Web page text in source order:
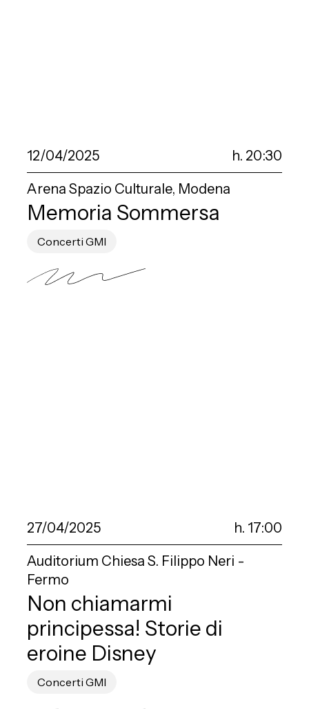
12/04/2025
h. 20:30
Arena Spazio Culturale, Modena
Memoria Sommersa
Concerti GMI
27/04/2025
h. 17:00
Auditorium Chiesa S. Filippo Neri -
Fermo
Non chiamarmi
principessa! Storie di
eroine Disney
Concerti GMI